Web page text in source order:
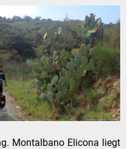
Montalbano Elicona liegt